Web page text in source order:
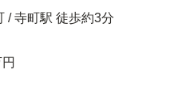
/ 寺町駅 徒歩約3分